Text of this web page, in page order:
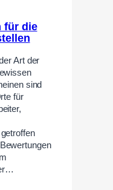
für die
Art der
sind
für